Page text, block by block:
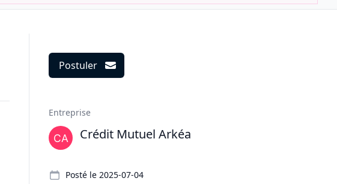
Postuler
Entreprise
Crédit Mutuel Arkéa
Posté le 2025-07-04